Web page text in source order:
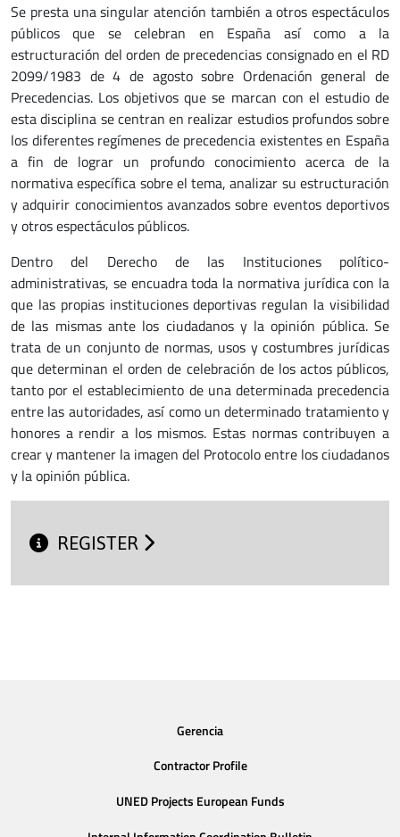
Se presta una singular atención también a otros espectáculos
públicos que se celebran en España así como a la
estructuración del orden de precedencias consignado en el RD
2099/1983 de 4 de agosto sobre Ordenación general de
Precedencias. Los objetivos que se marcan con el estudio de
esta disciplina se centran en realizar estudios profundos sobre
los diferentes regímenes de precedencia existentes en España
a fin de lograr un profundo conocimiento acerca de la
normativa específica sobre el tema, analizar su estructuración
y adquirir conocimientos avanzados sobre eventos deportivos
y otros espectáculos públicos.
Dentro del Derecho de las Instituciones político-
administrativas, se encuadra toda la normativa jurídica con la
que las propias instituciones deportivas regulan la visibilidad
de las mismas ante los ciudadanos y la opinión pública. Se
trata de un conjunto de normas, usos y costumbres jurídicas
que determinan el orden de celebración de los actos públicos,
tanto por el establecimiento de una determinada precedencia
entre las autoridades, así como un determinado tratamiento y
honores a rendir a los mismos. Estas normas contribuyen a
crear y mantener la imagen del Protocolo entre los ciudadanos
y la opinión pública.
REGISTER
Gerencia
Contractor Profile
UNED Projects European Funds